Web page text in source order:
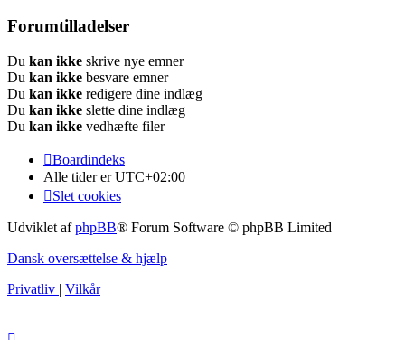
Forumtilladelser
Du kan ikke skrive nye emner
Du kan ikke besvare emner
Du kan ikke redigere dine indlæg
Du kan ikke slette dine indlæg
Du kan ikke vedhæfte filer
Boardindeks
Alle tider erUTC+02:00
Slet cookies
Udviklet afphpBB® Forum Software © phpBB Limited
Dansk oversættelse & hjælp
Privatliv | Vilkår